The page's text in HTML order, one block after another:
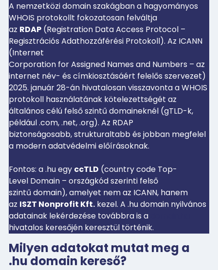
A nemzetközi domain szakágban a hagyományos
WHOIS protokollt fokozatosan felváltja
az RDAP (Registration Data Access Protocol –
Regisztrációs Adathozzáférési Protokoll). Az ICANN
(Internet
Corporation for Assigned Names and Numbers – az
internet név- és címkiosztásáért felelős szervezet)
2025. január 28-án hivatalosan visszavonta a WHOIS
protokoll használatának kötelezettségét az
általános célú felső szintű domaineknél (gTLD-k,
például .com, .net, .org). Az RDAP
biztonságosabb, strukturaltabb és jobban megfelel
a modern adatvédelmi előírásoknak.
Fontos: a .hu egy ccTLD (country code Top-
Level Domain – országkód szerinti felső
szintű domain), amelyet nem az ICANN, hanem
az ISZT Nonprofit Kft. kezel. A .hu domain nyilvános
adatainak lekérdezése továbbra is a
hivatalos keresőjén keresztül történik.
Milyen adatokat mutat meg a
.hu domain kereső?